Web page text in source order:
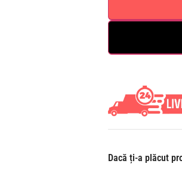
Dacă ți-a plăcut